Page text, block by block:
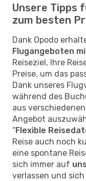
Unsere Tipps
zum besten
Dank Opodo
Flugangeboten
Reiseziel, Ihre
Preise, um das
Dank unseres
während des
aus
Angebot
“Flexible
Reise auch noch
eine spontane
sich immer auf
verlassen und